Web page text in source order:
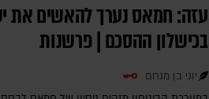
עזה: חמאס נערך להאשים את
בכישלון ההסכם | פרשנות
יוני בן מנחם